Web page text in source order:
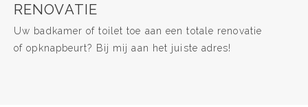
RENOVATIE
Uw badkamer of toilet toe aan een totale renovatie
of opknapbeurt? Bij mij aan het juiste adres!